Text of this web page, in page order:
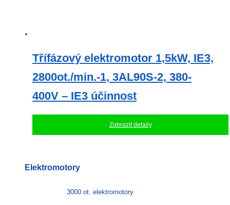
Třífázový elektromotor 1,5kW, IE3,
2800ot./min.-1, 3AL90S-2, 380-
400V – IE3 účinnost
Zobrazit detaily
Elektromotory
3000 ot. elektromotory